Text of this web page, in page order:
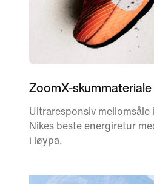
ZoomX-skummateriale
Ultraresponsiv mellomsåle
Nikes beste energiretur
i løypa.